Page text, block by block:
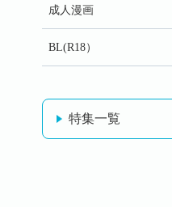
成人漫画
BL(R18）
特集一覧